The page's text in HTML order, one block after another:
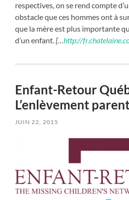
respectives, on se rend compte
obstacle que ces hommes ont à
que la mère est plus importante
d’un enfant.[…http://
Enfant-Retour
L’enlèvement
JUIN 22, 2015